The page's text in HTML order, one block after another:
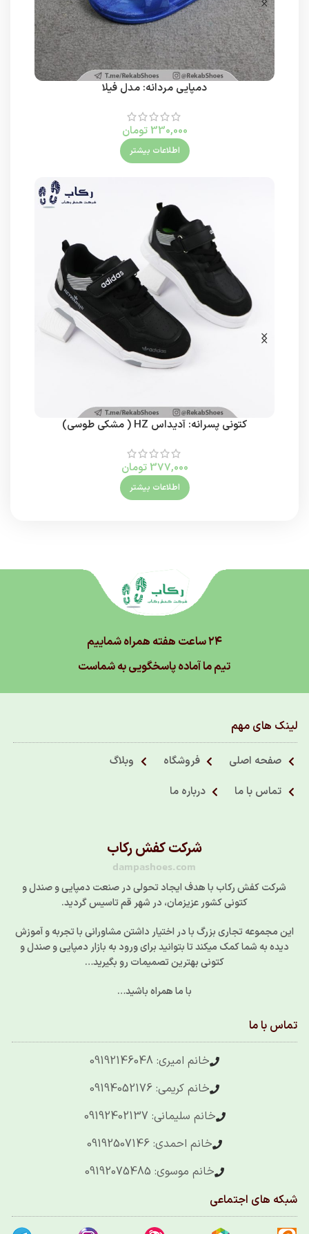
دمپایی مردانه: مدل فیلا
330,000 تومان
اطلاعات بیشتر
کتونی پسرانه: آدیداس HZ ( مشکی طوسی)
377,000 تومان
اطلاعات بیشتر
۲۴ ساعت هفته همراه شماییم
تیم ما آماده پاسخگویی به شماست
لینک های مهم
صفحه اصلی فروشگاه
وبلاگ
تماس با ما
درباره ما
شرکت کفش رکاب
dampashoes.com
شرکت کفش رکاب با هدف ایجاد تحولی در صنعت دمپایی و صندل و
کتونی کشور عزیزمان، در شهر قم تاسیس گردید.
این مجموعه تجاری بزرگ با در اختیار داشتن مشاورانی با تجربه و آموزش
دیده به شما کمک میکند تا بتوانید برای ورود به بازار دمپایی و صندل و
کتونی بهترین تصمیمات رو بگیرید…
با ما همراه باشید…
تماس با ما
خانم امیری: 09192146048
خانم کریمی: 09194052176
خانم سلیمانی: 09192402137
خانم احمدی: 09192507146
خانم موسوی: 09192075485
شبکه های اجتماعی